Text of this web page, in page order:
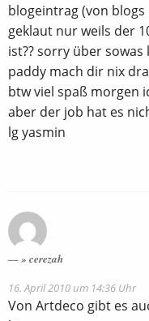
blogeintrag (von
geklaut nur weils der
ist?? sorry über
paddy mach dir nix
btw viel spaß morgen
aber der job hat es
lg yasmin
» cerezah
16. April 2010 um 14:36 Uhr
Von Artdeco gibt es